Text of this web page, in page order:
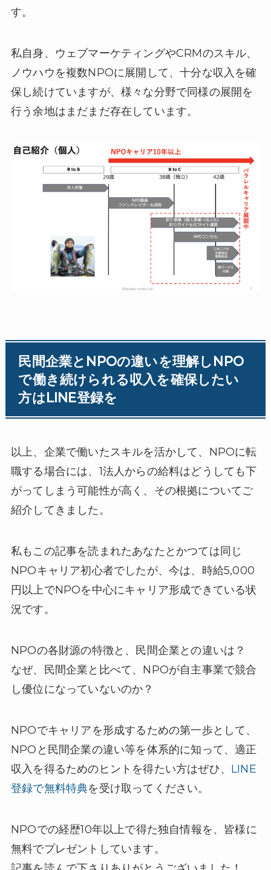
す。
私自身、ウェブマーケティングやCRMのスキル、
ノウハウを複数NPOに展開して、十分な収入を確
保し続けていますが、様々な分野で同様の展開を
行う余地はまだまだ存在しています。
民間企業とNPOの違いを理解しNPO
で働き続けられる収入を確保したい
方はLINE登録を
以上、企業で働いたスキルを活かして、NPOに転
職する場合には、1法人からの給料はどうしても下
がってしまう可能性が高く、その根拠についてご
紹介してきました。
私もこの記事を読まれたあなたとかつては同じ
NPOキャリア初心者でしたが、今は、時給5,000
円以上でNPOを中心にキャリア形成できている状
況です。
NPOの各財源の特徴と、民間企業との違いは？
なぜ、民間企業と比べて、NPOが自主事業で競合
し優位になっていないのか？
NPOでキャリアを形成するための第一歩として、
NPOと民間企業の違い等を体系的に知って、適正
収入を得るためのヒントを得たい方はぜひ、 LINE
登録で無料特典を受け取ってください。
NPOでの経歴10年以上で得た独自情報を、皆様に
無料でプレゼントしています。